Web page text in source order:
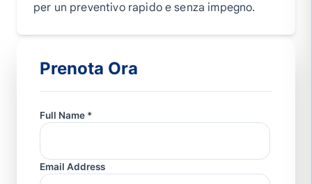
per un preventivo rapido e senza impegno.
Prenota Ora
Full Name *
Email Address